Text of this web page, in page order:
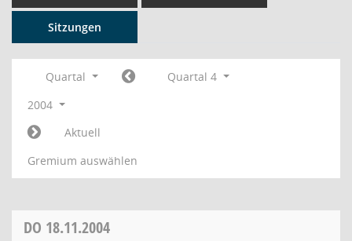
Sitzungen
Quartal
Quartal 4
2004
Aktuell
Gremium auswählen
DO 18.11.2004